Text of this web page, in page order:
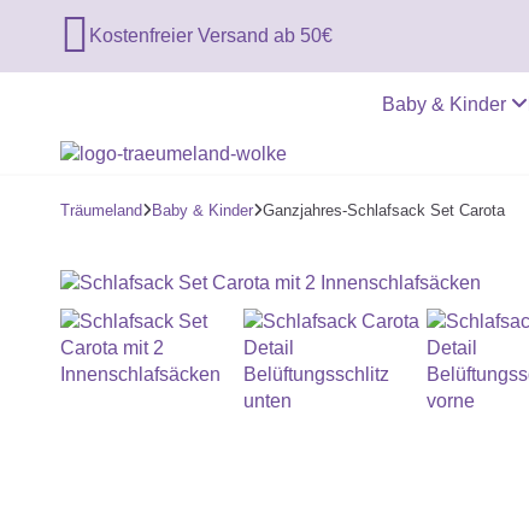
 Kostenfreier Versand ab 50€
Baby & Kinder
Träumeland Baby & KinderGanzjahres-Schlafsack Set Carota